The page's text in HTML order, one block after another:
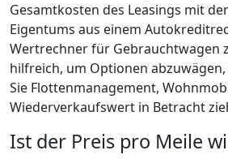
Gesamtkosten des Leasings mit
Eigentums aus einem
Wertrechner für Gebrauchtwagen
hilfreich, um Optionen
Sie Flottenmanagement,
Wiederverkaufswert in Betracht
Ist der Preis pro Meile